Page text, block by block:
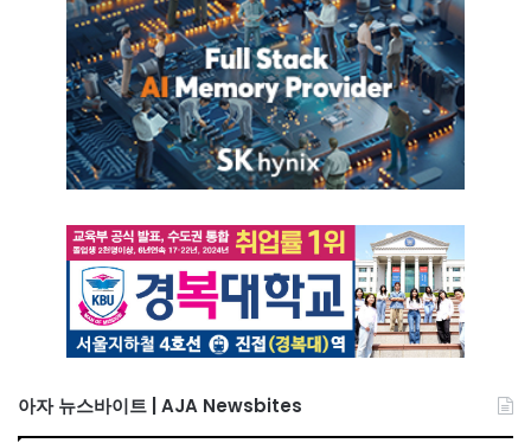
아자 뉴스바이트 | AJA Newsbites